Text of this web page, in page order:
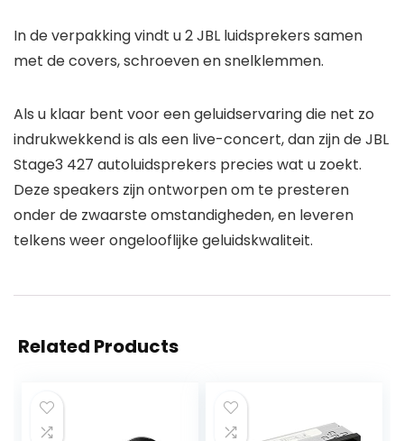
In de verpakking vindt u 2 JBL luidsprekers samen
met de covers, schroeven en snelklemmen.
Als u klaar bent voor een geluidservaring die net zo
indrukwekkend is als een live-concert, dan zijn de JBL
Stage3 427 autoluidsprekers precies wat u zoekt.
Deze speakers zijn ontworpen om te presteren
onder de zwaarste omstandigheden, en leveren
telkens weer ongelooflijke geluidskwaliteit.
Related Products